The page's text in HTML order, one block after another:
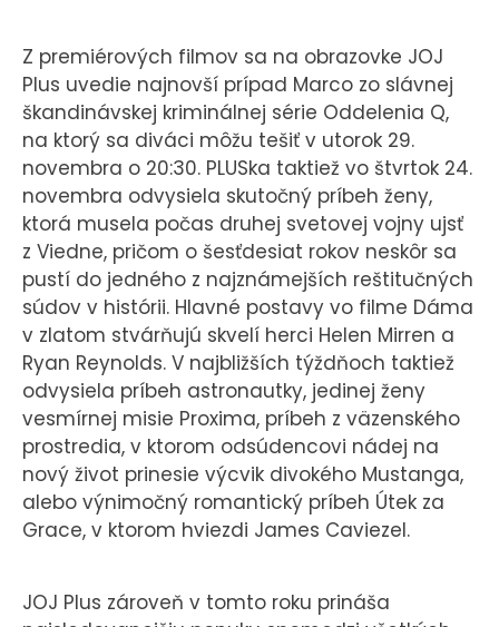
Z premiérových filmov sa na obrazovke JOJ
Plus uvedie najnovší prípad Marco zo slávnej
škandinávskej kriminálnej série Oddelenia Q,
na ktorý sa diváci môžu tešiť v utorok 29.
novembra o 20:30. PLUSka taktiež vo štvrtok 24.
novembra odvysiela skutočný príbeh ženy,
ktorá musela počas druhej svetovej vojny ujsť
z Viedne, pričom o šesťdesiat rokov neskôr sa
pustí do jedného z najznámejších reštitučných
súdov v histórii. Hlavné postavy vo filme Dáma
v zlatom stvárňujú skvelí herci Helen Mirren a
Ryan Reynolds. V najbližších týždňoch taktiež
odvysiela príbeh astronautky, jedinej ženy
vesmírnej misie Proxima, príbeh z väzenského
prostredia, v ktorom odsúdencovi nádej na
nový život prinesie výcvik divokého Mustanga,
alebo výnimočný romantický príbeh Útek za
Grace, v ktorom hviezdi James Caviezel.
JOJ Plus zároveň v tomto roku prináša